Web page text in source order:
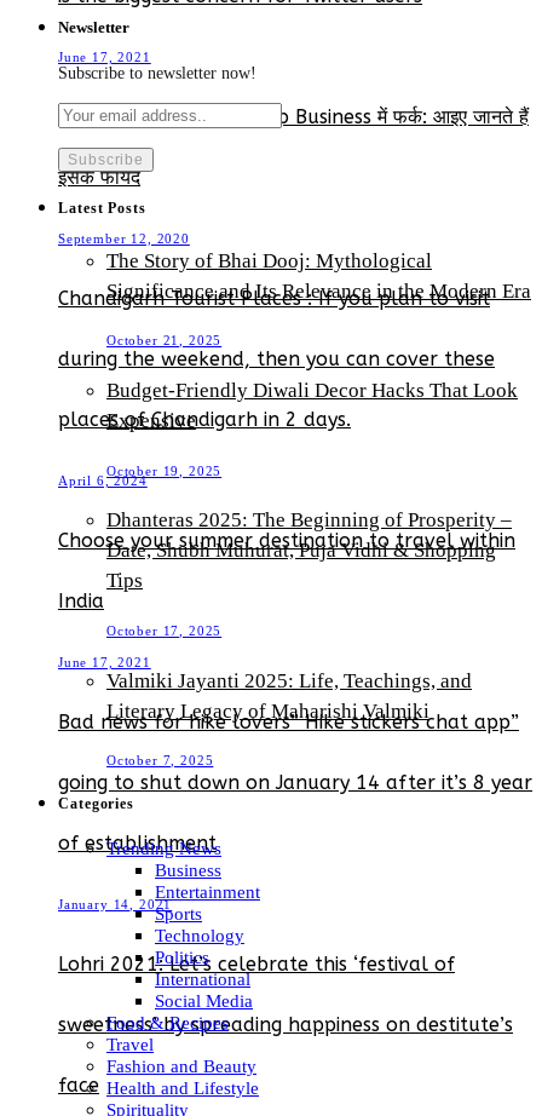
June 17, 2021
WhatsApp और WhatsApp Business में फर्क: आइए जानते हैं
इसके फायदे
September 12, 2020
Chandigarh Tourist Places : If you plan to visit
during the weekend, then you can cover these
places of Chandigarh in 2 days.
April 6, 2024
Choose your summer destination to travel within
India
June 17, 2021
Bad news for hike lovers” Hike stickers chat app”
going to shut down on January 14 after it’s 8 year
of establishment
January 14, 2021
Lohri 2021: Let’s celebrate this ‘festival of
sweetness’ by spreading happiness on destitute’s
face
Newsletter
Subscribe to newsletter now!
Latest Posts
The Story of Bhai Dooj: Mythological
Significance and Its Relevance in the Modern Era
October 21, 2025
Budget-Friendly Diwali Decor Hacks That Look
Expensive
October 19, 2025
Dhanteras 2025: The Beginning of Prosperity –
Date, Shubh Muhurat, Puja Vidhi & Shopping
Tips
October 17, 2025
Valmiki Jayanti 2025: Life, Teachings, and
Literary Legacy of Maharishi Valmiki
October 7, 2025
Categories
Trending News
Business
Entertainment
Sports
Technology
Politics
International
Social Media
Food & Recipes
Travel
Fashion and Beauty
Health and Lifestyle
Spirituality